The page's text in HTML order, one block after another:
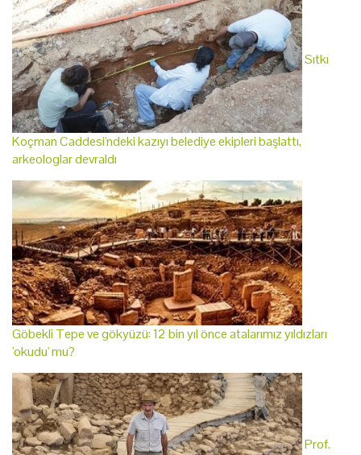
Sıtkı
Koçman Caddesi'ndeki kazıyı belediye ekipleri başlattı,
arkeologlar devraldı
Göbekli Tepe ve gökyüzü: 12 bin yıl önce atalarımız yıldızları
'okudu' mu?
Prof.